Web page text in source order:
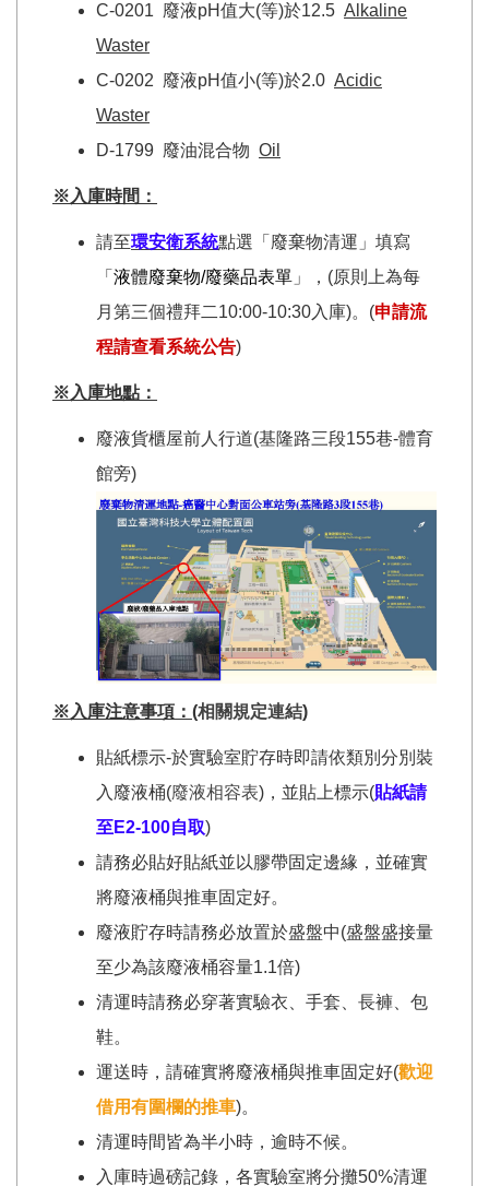
C-0201 廢液pH值大(等)於12.5 Alkaline
Waster
C-0202 廢液pH值小(等)於2.0 Acidic
Waster
D-1799 廢油混合物 Oil
※入庫時間：
請至環安衛系統點選「廢棄物清運」填寫
「 液體廢棄物/廢藥品表單 」，(原則上為每
月第三個禮拜二10:00-10:30入庫)。(申請流
程請查看系統公告)
※入庫地點：
廢液貨櫃屋前人行道(基隆路三段155巷-體育
館旁)
※入庫注意事項： (相關規定連結)
貼紙標示-於實驗室貯存時即請依類別分別裝
入廢液桶(廢液相容表)，並貼上標示(貼紙請
至E2-100自取)
請務必貼好貼紙並以膠帶固定邊緣，並確實
將廢液桶與推車固定好。
廢液貯存時請務必放置於盛盤中(盛盤盛接量
至少為該廢液桶容量1.1倍)
清運時請務必穿著實驗衣、手套、長褲、包
鞋。
運送時，請確實將廢液桶與推車固定好(歡迎
借用有圍欄的推車)。
清運時間皆為半小時，逾時不候。
入庫時過磅記錄，各實驗室將分攤50%清運